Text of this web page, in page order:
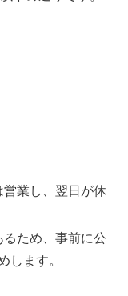
業し、翌日が休
ため、事前に公
ます。